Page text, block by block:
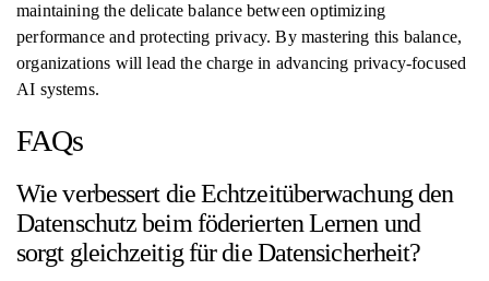
maintaining the delicate balance between optimizing
performance and protecting privacy. By mastering this balance,
organizations will lead the charge in advancing privacy-focused
AI systems.
FAQs
Wie verbessert die Echtzeitüberwachung den
Datenschutz beim föderierten Lernen und
sorgt gleichzeitig für die Datensicherheit?